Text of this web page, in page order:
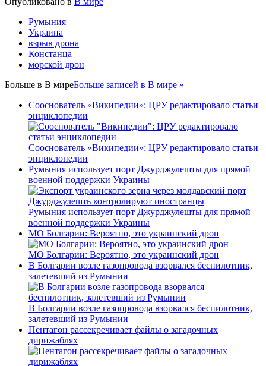
Румыния
Украина
взрыв дрона
Констанца
морской дрон
Больше в В миреБольше записей в В мире »
Сооснователь «Википедии»: ЦРУ редактировало статьи
энциклопедии
Сооснователь «Википедии»: ЦРУ редактировало статьи
энциклопедии
Румыния использует порт Джурджулешты для прямой
военной поддержки Украины
Румыния использует порт Джурджулешты для прямой
военной поддержки Украины
МО Болгарии: Вероятно, это украинский дрон
МО Болгарии: Вероятно, это украинский дрон
В Болгарии возле газопровода взорвался беспилотник,
залетевший из Румынии
В Болгарии возле газопровода взорвался беспилотник,
залетевший из Румынии
Пентагон рассекречивает файлы о загадочных
дирижаблях